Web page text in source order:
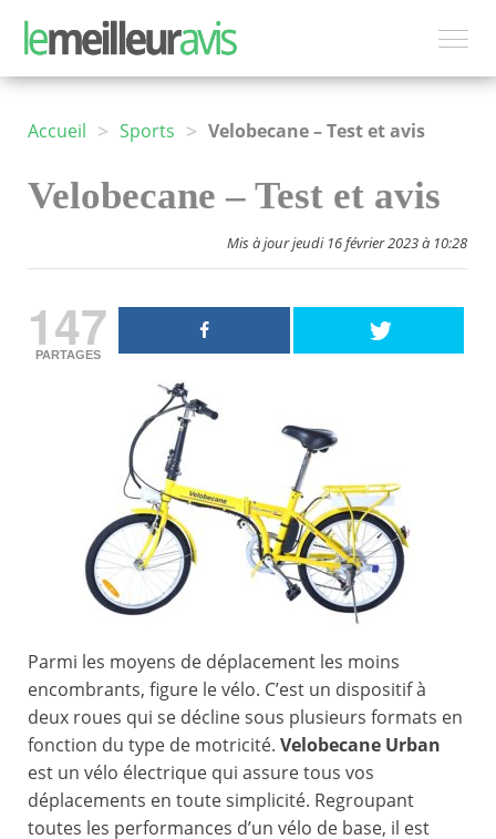
Accueil > Sports > Velobecane – Test et avis
Velobecane – Test et avis
Mis à jour jeudi 16 février 2023 à 10:28
147
PARTAGES
Parmi les moyens de déplacement les moins
encombrants, figure le vélo. C’est un dispositif à
deux roues qui se décline sous plusieurs formats en
fonction du type de motricité. Velobecane Urban
est un vélo électrique qui assure tous vos
déplacements en toute simplicité. Regroupant
toutes les performances d’un vélo de base, il est